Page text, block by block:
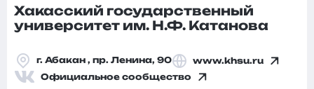
Хакасский государственный
университет им. Н.Ф. Катанова
г. Абакан , пр. Ленина, 90
www.khsu.ru
Официальное сообщество